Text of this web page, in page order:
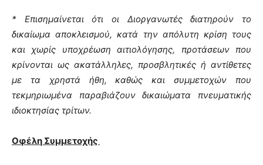
* Επισημαίνεται ότι οι Διοργανωτές διατηρούν το
δικαίωμα αποκλεισμού, κατά την απόλυτη κρίση τους
και χωρίς υποχρέωση αιτιολόγησης, προτάσεων που
κρίνονται ως ακατάλληλες, προσβλητικές ή αντίθετες
με τα χρηστά ήθη, καθώς και συμμετοχών που
τεκμηριωμένα παραβιάζουν δικαιώματα πνευματικής
ιδιοκτησίας τρίτων.
Οφέλη Συμμετοχής